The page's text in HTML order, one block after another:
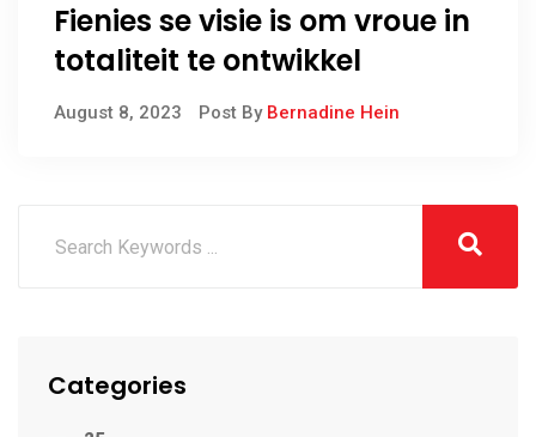
Fienies se visie is om vroue in
totaliteit te ontwikkel
August 8, 2023 Post By Bernadine Hein
Categories